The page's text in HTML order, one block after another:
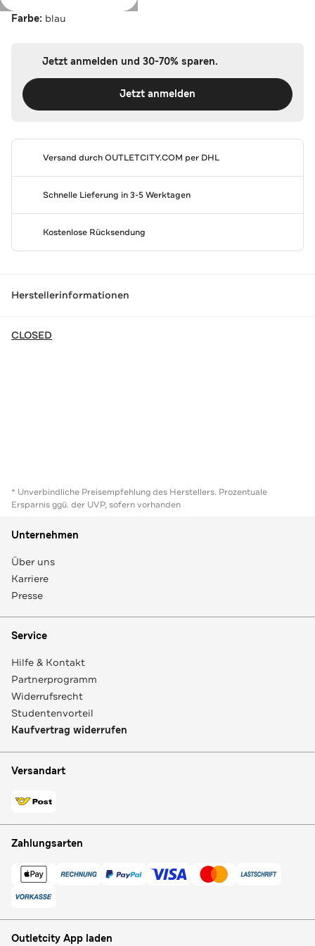
Farbe: blau
Jetzt anmelden und 30-70% sparen.
Jetzt anmelden
Versand durchOUTLETCITY.COM per DHL
Schnelle Lieferung in 3-5 Werktagen
Kostenlose Rücksendung
Herstellerinformationen
CLOSED
* Unverbindliche Preisempfehlung des Herstellers. Prozentuale
Ersparnis ggü. der UVP, sofern vorhanden
Unternehmen
Über uns
Karriere
Presse
Service
Hilfe & Kontakt
Partnerprogramm
Widerrufsrecht
Studentenvorteil
Kaufvertrag widerrufen
Versandart
Zahlungsarten
Outletcity App laden